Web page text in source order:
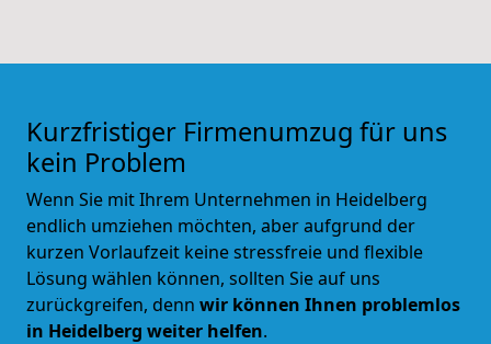
Kurzfristiger Firmenumzug für uns
kein Problem
Wenn Sie mit Ihrem Unternehmen in Heidelberg
endlich umziehen möchten, aber aufgrund der
kurzen Vorlaufzeit keine stressfreie und flexible
Lösung wählen können, sollten Sie auf uns
zurückgreifen, denn wir können Ihnen problemlos
in Heidelberg weiter helfen.